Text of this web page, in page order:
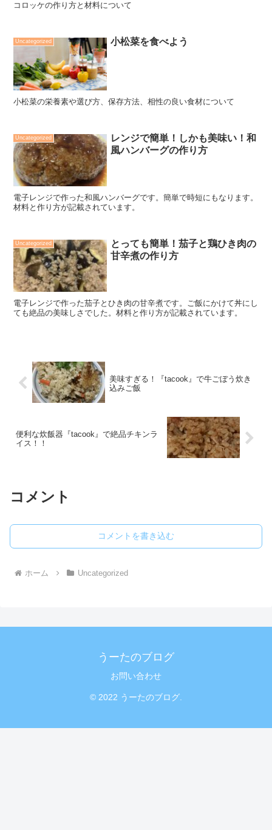
コロッケの作り方と材料について
Uncategorized 小松菜を食べよう
小松菜の栄養素や選び方、保存方法、相性の良い食材について
Uncategorized
レンジで簡単！しかも美味い！和
風ハンバーグの作り方
電子レンジで作った和風ハンバーグです。簡単で時短にもなります。
材料と作り方が記載されています。
Uncategorized
とっても簡単！茄子と鶏ひき肉の
甘辛煮の作り方
電子レンジで作った茄子とひき肉の甘辛煮です。ご飯にかけて丼にし
ても絶品の美味しさでした。材料と作り方が記載されています。
美味すぎる！『tacook』で牛ごぼう炊き
込みご飯
便利な炊飯器『tacook』で絶品チキンラ
イス！！
コメント
コメントを書き込む
ホーム Uncategorized
うーたのブログ
お問い合わせ
© 2022 うーたのブログ.